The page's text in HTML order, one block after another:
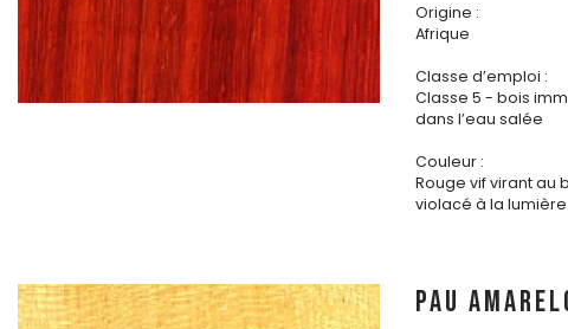
Origine :
Afrique
Classe d’emploi :
Classe 5 - bois
dans l’eau salée
Couleur :
Rouge vif virant au
violacé à la lumière.
PAU